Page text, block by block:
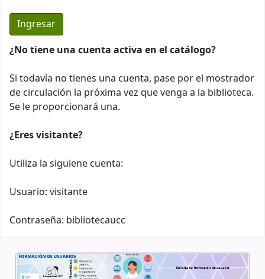
¿No tiene una cuenta activa en el catálogo?
Si todavía no tienes una cuenta, pase por el mostrador
de circulación la próxima vez que venga a la biblioteca.
Se le proporcionará una.
¿Eres visitante?
Utiliza la siguiene cuenta:
Usuario: visitante
Contraseña: bibliotecaucc